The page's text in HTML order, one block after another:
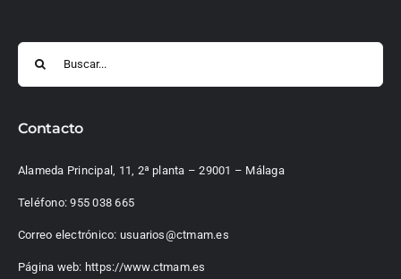
Buscar:
Contacto
Alameda Principal, 11, 2ª planta – 29001 – Málaga
Teléfono:955 038 665
Correo electrónico: usuarios@ctmam.es
Página web: https://www.ctmam.es